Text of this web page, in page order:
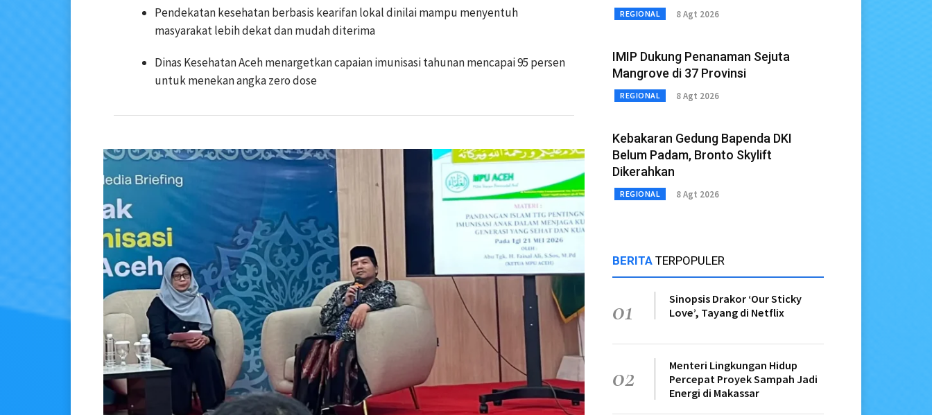
Pendekatan kesehatan berbasis kearifan lokal dinilai mampu menyentuh
masyarakat lebih dekat dan mudah diterima
Dinas Kesehatan Aceh menargetkan capaian imunisasi tahunan mencapai 95 persen
untuk menekan angka zero dose
REGIONAL 8 Agt 2026
IMIP Dukung Penanaman Sejuta
Mangrove di 37 Provinsi
REGIONAL 8 Agt 2026
Kebakaran Gedung Bapenda DKI
Belum Padam, Bronto Skylift
Dikerahkan
REGIONAL 8 Agt 2026
BERITA TERPOPULER
01
Sinopsis Drakor ‘Our Sticky
Love’, Tayang di Netflix
02
Menteri Lingkungan Hidup
Percepat Proyek Sampah Jadi
Energi di Makassar